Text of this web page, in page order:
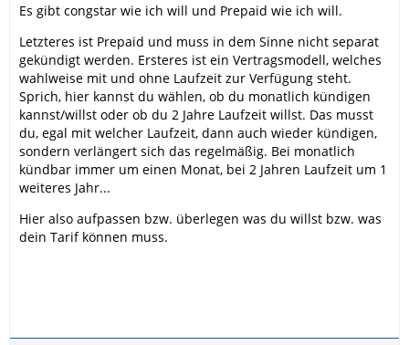
Es gibt congstar wie ich will und Prepaid wie ich will.
Letzteres ist Prepaid und muss in dem Sinne nicht separat
gekündigt werden. Ersteres ist ein Vertragsmodell, welches
wahlweise mit und ohne Laufzeit zur Verfügung steht.
Sprich, hier kannst du wählen, ob du monatlich kündigen
kannst/willst oder ob du 2 Jahre Laufzeit willst. Das musst
du, egal mit welcher Laufzeit, dann auch wieder kündigen,
sondern verlängert sich das regelmäßig. Bei monatlich
kündbar immer um einen Monat, bei 2 Jahren Laufzeit um 1
weiteres Jahr...
Hier also aufpassen bzw. überlegen was du willst bzw. was
dein Tarif können muss.